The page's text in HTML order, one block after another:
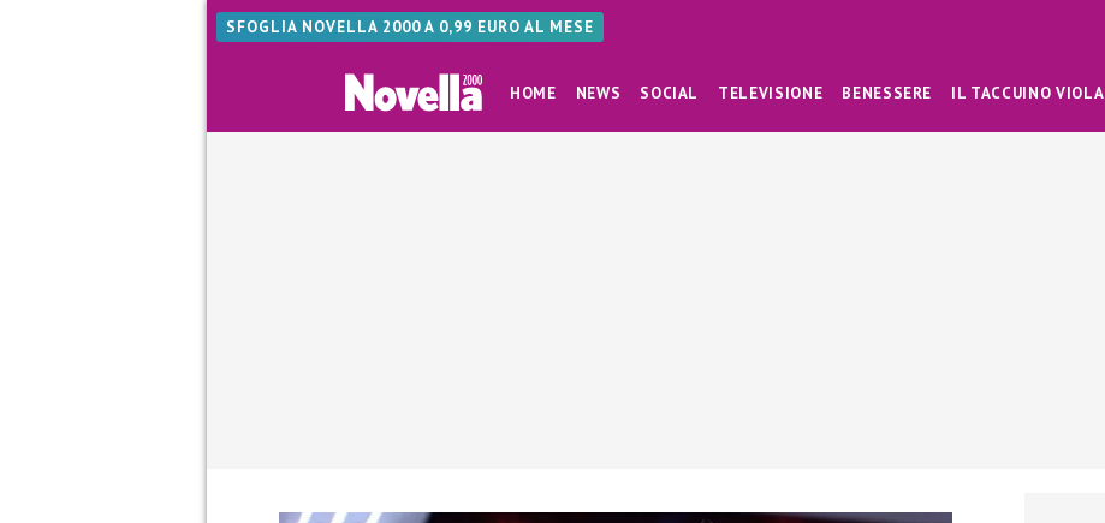
SFOGLIA NOVELLA 2000 A 0,99 EURO AL MESE
HOME NEWS SOCIAL TELEVISIONE BENESSERE IL TACCUINO VIOLA